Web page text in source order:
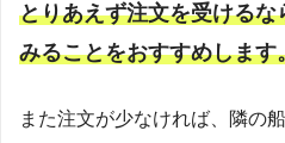
とりあえず注文を受ける
みることをおすすめします
また注文が少なければ、隣の